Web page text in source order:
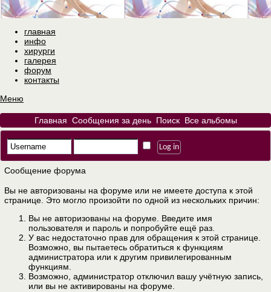
главная
инфо
хирурги
галерея
форум
контакты
Меню
Главная Сообщения за день Поиск Все альбомы
Сообщение форума
Вы не авторизованы на форуме или не имеете доступа к этой
странице. Это могло произойти по одной из нескольких причин:
Вы не авторизованы на форуме. Введите имя
пользователя и пароль и попробуйте ещё раз.
У вас недостаточно прав для обращения к этой странице.
Возможно, вы пытаетесь обратиться к функциям
администратора или к другим привилегированным
функциям.
Возможно, администратор отключил вашу учётную запись,
или вы не активированы на форуме.